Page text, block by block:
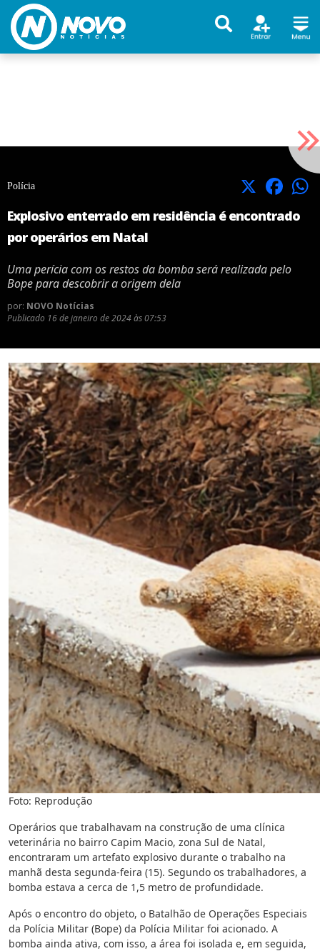
Polícia X Facebook
Explosivo enterrado em residência é encontrado
por operários em Natal
Uma perícia com os restos da bomba será realizada pelo
Bope para descobrir a origem dela
por: NOVO Notícias
Publicado 16 de janeiro de 2024 às 07:53
Foto: Reprodução
Operários que trabalhavam na construção de uma clínica
veterinária no bairro Capim Macio, zona Sul de Natal,
encontraram um artefato explosivo durante o trabalho na
manhã desta segunda-feira (15). Segundo os trabalhadores, a
bomba estava a cerca de 1,5 metro de profundidade.
Após o encontro do objeto, o Batalhão de Operações Especiais
da Polícia Militar (Bope) da Polícia Militar foi acionado. A
bomba ainda ativa, com isso, a área foi isolada e, em seguida,